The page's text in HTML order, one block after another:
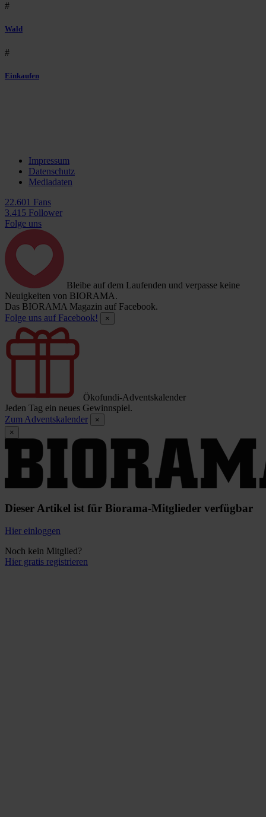
#
Wald
#
Einkaufen
Impressum
Datenschutz
Mediadaten
22.601 Fans
3.415 Follower
Folge uns
Bleibe auf dem Laufenden und verpasse keine
Neuigkeiten von BIORAMA.
Das BIORAMA Magazin auf Facebook.
Folge uns auf Facebook!
×
Ökofundi-Adventskalender
Jeden Tag ein neues Gewinnspiel.
Zum Adventskalender
×
×
Dieser Artikel ist für Biorama-Mitglieder verfügbar
Hier einloggen
Noch kein Mitglied?
Hier gratis registrieren